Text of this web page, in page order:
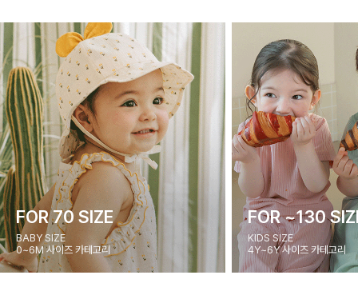
FOR 70 SIZE
BABY SIZE
0~6M 사이즈 카테고리
FOR ~130
KIDS SIZE
4Y~6Y 사이즈 카테고리